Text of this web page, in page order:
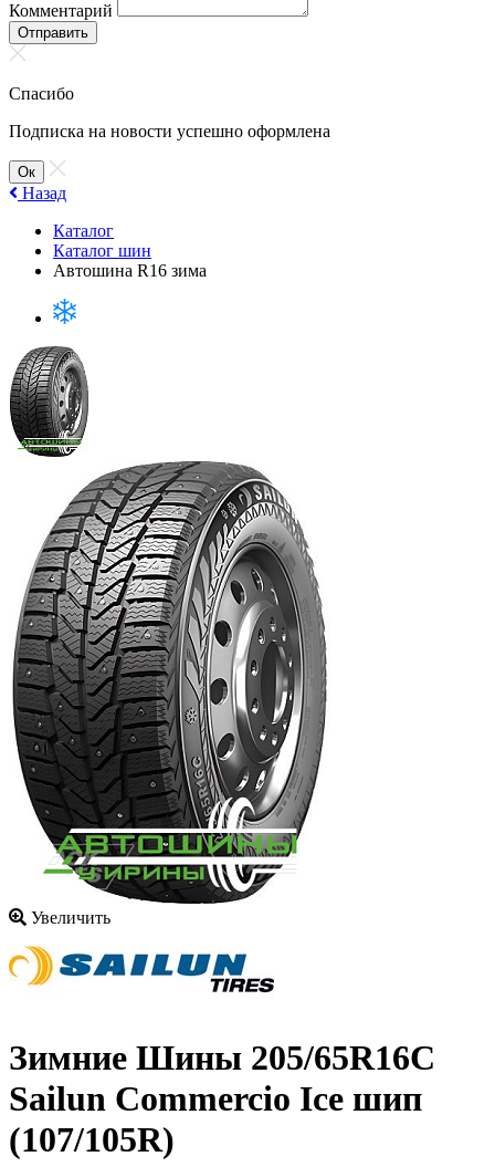
Комментарий
Отправить
Спасибо
Подписка на новости успешно оформлена
Ок
Назад
Каталог
Каталог шин
Автошина R16 зима
Увеличить
Зимние Шины 205/65R16C
Sailun Commercio Ice шип
(107/105R)